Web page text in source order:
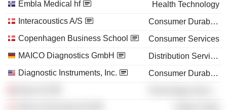
Embla Medical hf
Health Technology
Interacoustics A/S
Consumer Durables
Copenhagen Business School
Consumer Services
MAICO Diagnostics GmbH
Distribution Services
Diagnostic Instruments, Inc.
Consumer Durables